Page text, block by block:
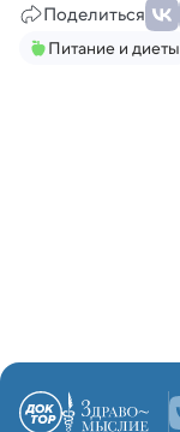
Поделиться
Питание и диеты